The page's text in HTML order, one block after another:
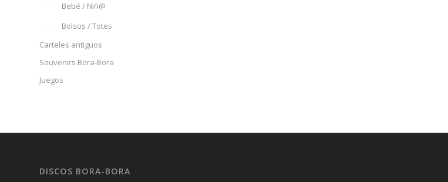
Bebé / Niñ@
Bolsos / Totes
Carteles antiguos
Souvenirs Bora-Bora
Juegos
DISCOS BORA-BORA